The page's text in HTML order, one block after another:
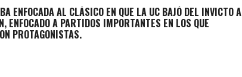
ENFOCADA AL CLÁSICO EN QUE LA UC BAJÓ DEL INVICTO A
ENFOCADO A PARTIDOS IMPORTANTES EN LOS QUE
PROTAGONISTAS.